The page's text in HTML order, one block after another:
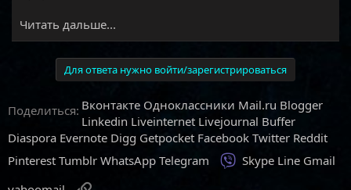
Читать дальше...
Для ответа нужно войти/зарегистрироваться
Поделиться: Вконтакте Одноклассники Mail.ru Blogger
Linkedin Liveinternet Livejournal Buffer
Diaspora Evernote Digg Getpocket Facebook Twitter Reddit
Pinterest Tumblr WhatsApp Telegram Viber
Skype Line Gmail